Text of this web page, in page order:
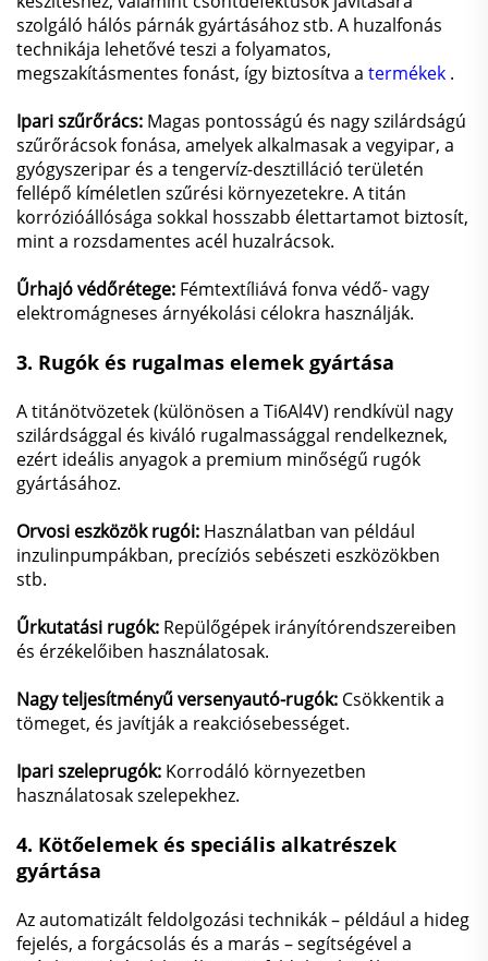
szolgáló hálós párnák gyártásához stb. A huzalfonás
technikája lehetővé teszi a folyamatos,
megszakításmentes fonást, így biztosítva a termékek .
Ipari szűrőrács: Magas pontosságú és nagy szilárdságú
szűrőrácsok fonása, amelyek alkalmasak a vegyipar, a
gyógyszeripar és a tengervíz-desztilláció területén
fellépő kíméletlen szűrési környezetekre. A titán
korrózióállósága sokkal hosszabb élettartamot biztosít,
mint a rozsdamentes acél huzalrácsok.
Űrhajó védőrétege: Fémtextíliává fonva védő- vagy
elektromágneses árnyékolási célokra használják.
3. Rugók és rugalmas elemek gyártása
A titánötvözetek (különösen a Ti6Al4V) rendkívül nagy
szilárdsággal és kiváló rugalmassággal rendelkeznek,
ezért ideális anyagok a premium minőségű rugók
gyártásához.
Orvosi eszközök rugói: Használatban van például
inzulinpumpákban, precíziós sebészeti eszközökben
stb.
Űrkutatási rugók: Repülőgépek irányítórendszereiben
és érzékelőiben használatosak.
Nagy teljesítményű versenyautó-rugók: Csökkentik a
tömeget, és javítják a reakciósebességet.
Ipari szeleprugók: Korrodáló környezetben
használatosak szelepekhez.
4. Kötőelemek és speciális alkatrészek
gyártása
Az automatizált feldolgozási technikák – például a hideg
fejelés, a forgácsolás és a marás – segítségével a